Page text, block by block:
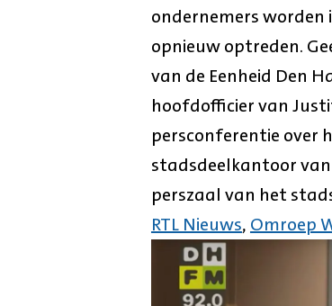
ondernemers worden
opnieuw optreden.
van de Eenheid Den
hoofdofficier van
persconferentie over
stadsdeelkantoor van
perszaal van het
RTL Nieuws, Omroep